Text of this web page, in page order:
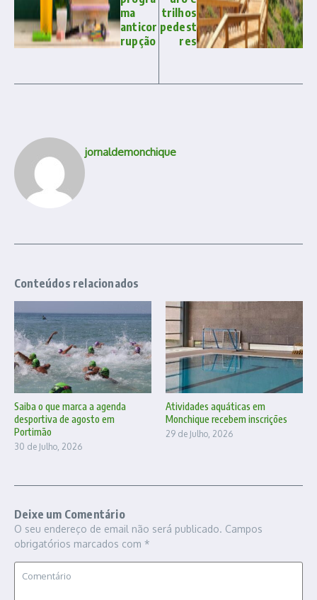
ma
anticor
rupção
trilhos
pedest
res
jornaldemonchique
Conteúdos relacionados
Saiba o que marca a agenda
desportiva de agosto em
Portimão
30 de Julho, 2026
Atividades aquáticas em
Monchique recebem inscrições
29 de Julho, 2026
Deixe um Comentário
O seu endereço de email não será publicado. Campos
obrigatórios marcados com *